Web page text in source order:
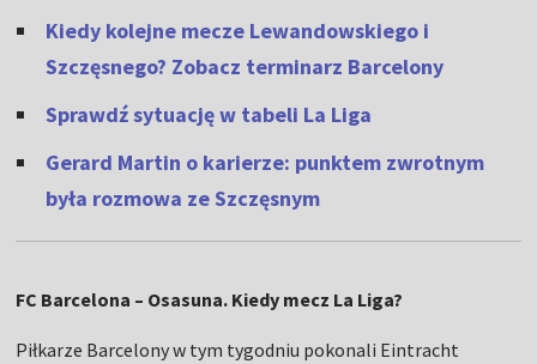
Kiedy kolejne mecze Lewandowskiego i
Szczęsnego? Zobacz terminarz Barcelony
Sprawdź sytuację w tabeli La Liga
Gerard Martin o karierze: punktem zwrotnym
była rozmowa ze Szczęsnym
FC Barcelona – Osasuna. Kiedy mecz La Liga?
Piłkarze Barcelony w tym tygodniu pokonali Eintracht